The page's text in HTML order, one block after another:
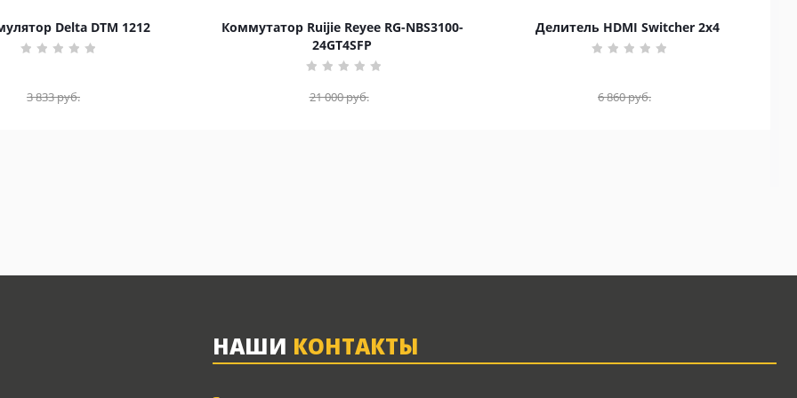
Delta DTM 1212
3 833руб.
Коммутатор Ruijie Reyee RG-NBS3100-
24GT4SFP
21 000руб.
Делитель HDMI Switcher 2x4
6 860руб.
НАШИ КОНТАКТЫ